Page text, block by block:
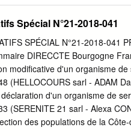
14 PONTAILLER-SUR-
AUXONNE 2021 SAINT-
LOSNE SEURRE 21,4 km 12
sur-Saône VOIE BLEUE
/ BICYCLE TOURING /
et Fontenois
ici sont labellisés «
non motorisés... La
Spécial N°21-2018-041
SPÉCIAL N°21-2018-041
DIRECCTE Bourgogne
modificative d'un organisme
(HELLOCOURS sarl - ADAM
d'un organisme de
(SERENITE 21 sarl - Alexa
des populations de la